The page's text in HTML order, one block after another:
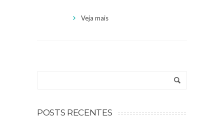
Veja mais
POSTS RECENTES